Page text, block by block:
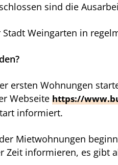
sind die
Weingarten in
ersten Wohnungen
Webseite https://
informiert.
Mietwohnungen
Zeit informieren, es